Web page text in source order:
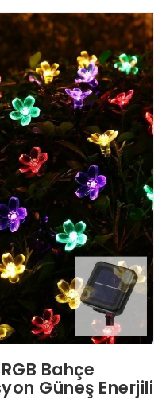
Bahçe
Güneş Enerjili